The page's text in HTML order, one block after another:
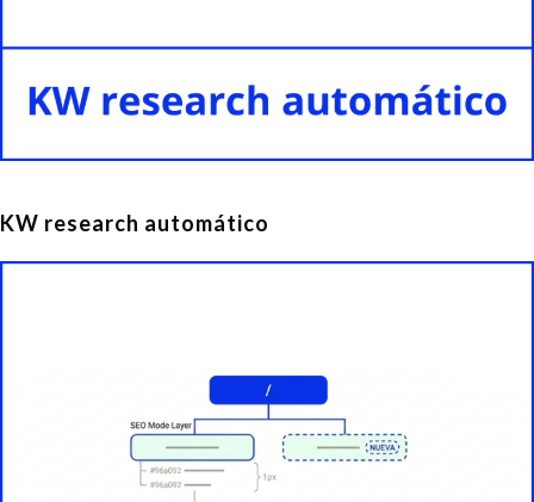
KW research automático